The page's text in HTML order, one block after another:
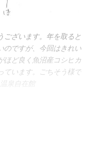
ございます。年を取ると
のですが、今回はきれい
ほど良く魚沼産コシヒカ
ています。ごちそう様で
泉自在館